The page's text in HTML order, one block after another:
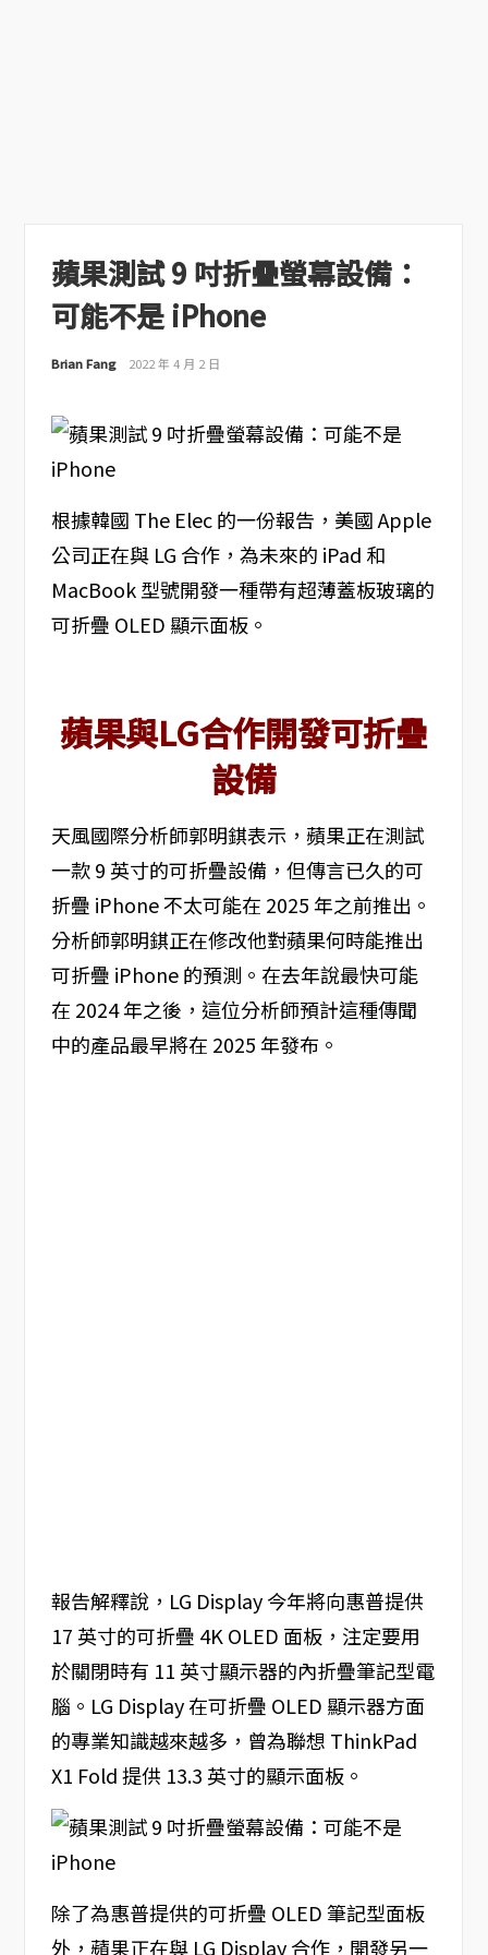
蘋果測試 9 吋折疊螢幕設備：
可能不是 iPhone
Brian Fang 2022 年 4 月 2 日
根據韓國 The Elec 的一份報告，美國 Apple
公司正在與 LG 合作，為未來的 iPad 和
MacBook 型號開發一種帶有超薄蓋板玻璃的
可折疊 OLED 顯示面板。
蘋果與LG合作開發可折疊
設備
天風國際分析師郭明錤表示，蘋果正在測試
一款 9 英寸的可折疊設備，但傳言已久的可
折疊 iPhone 不太可能在 2025 年之前推出。
分析師郭明錤正在修改他對蘋果何時能推出
可折疊 iPhone 的預測。在去年說最快可能
在 2024 年之後，這位分析師預計這種傳聞
中的產品最早將在 2025 年發布。
報告解釋說，LG Display 今年將向惠普提供
17 英寸的可折疊 4K OLED 面板，注定要用
於關閉時有 11 英寸顯示器的內折疊筆記型電
腦。LG Display 在可折疊 OLED 顯示器方面
的專業知識越來越多，曾為聯想 ThinkPad
X1 Fold 提供 13.3 英寸的顯示面板。
除了為惠普提供的可折疊 OLED 筆記型面板
外，蘋果正在與 LG Display 合作，開發另一